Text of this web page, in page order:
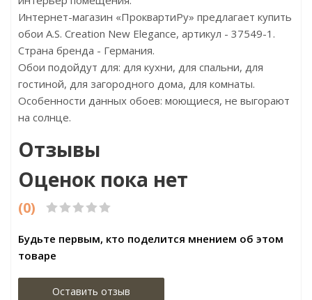
Интернет-магазин «ПроквартиРу» предлагает купить
обои A.S. Creation New Elegance, артикул - 37549-1.
Страна бренда - Германия.
Обои подойдут для: для кухни, для спальни, для
гостиной, для загородного дома, для комнаты.
Особенности данных обоев: моющиеся, не выгорают
на солнце.
Отзывы
Оценок пока нет
(0)
Будьте первым, кто поделится мнением об этом
товаре
Оставить отзыв